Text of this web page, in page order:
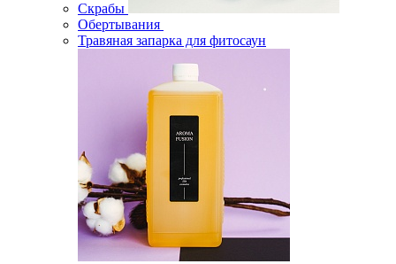
Скрабы
Обертывания
Травяная запарка для фитосаун